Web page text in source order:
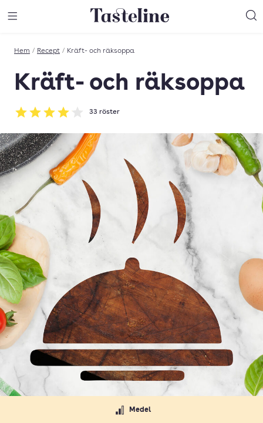
Till Tastelines startsida
Hem / Recept / Kräft- och räksoppa
Kräft- och räksoppa
Betyg: 4.03 av 5
33 röster
Medel